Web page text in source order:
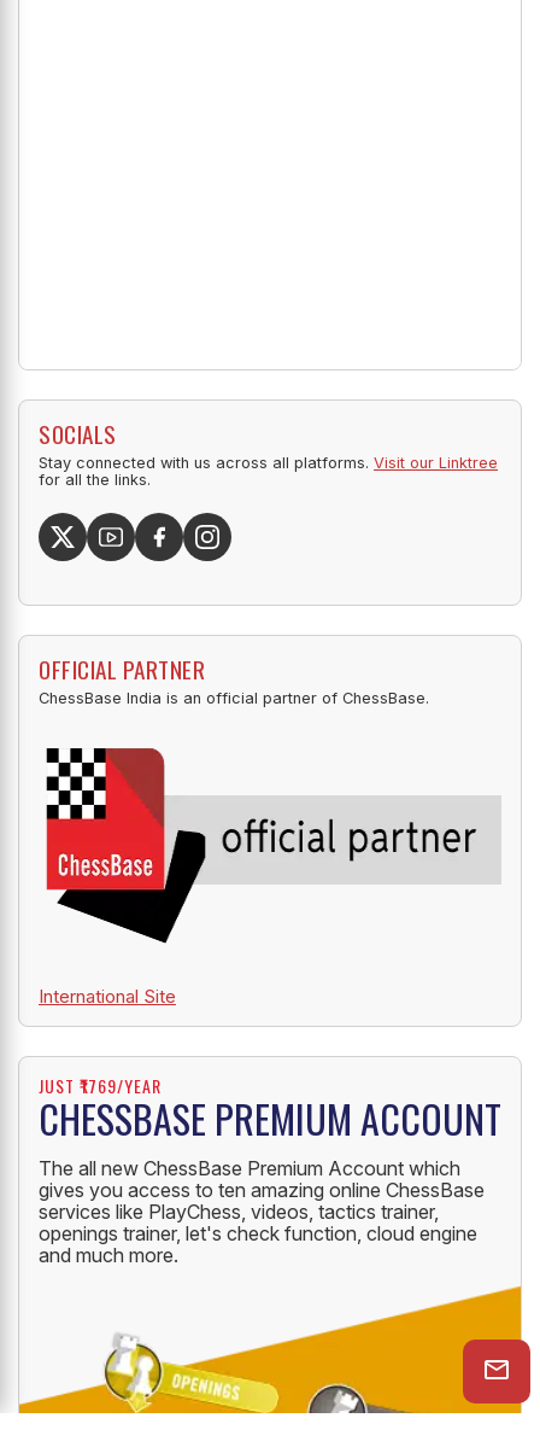
SOCIALS
Stay connected with us across all platforms. Visit our Linktree
for all the links.
OFFICIAL PARTNER
ChessBase India is an official partner of ChessBase.
International Site
JUST ₹1769/YEAR
CHESSBASE PREMIUM ACCOUNT
The all new ChessBase Premium Account which
gives you access to ten amazing online ChessBase
services like PlayChess, videos, tactics trainer,
openings trainer, let's check function, cloud engine
and much more.